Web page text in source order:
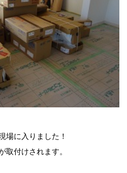
場に入りました！
取付けされます。